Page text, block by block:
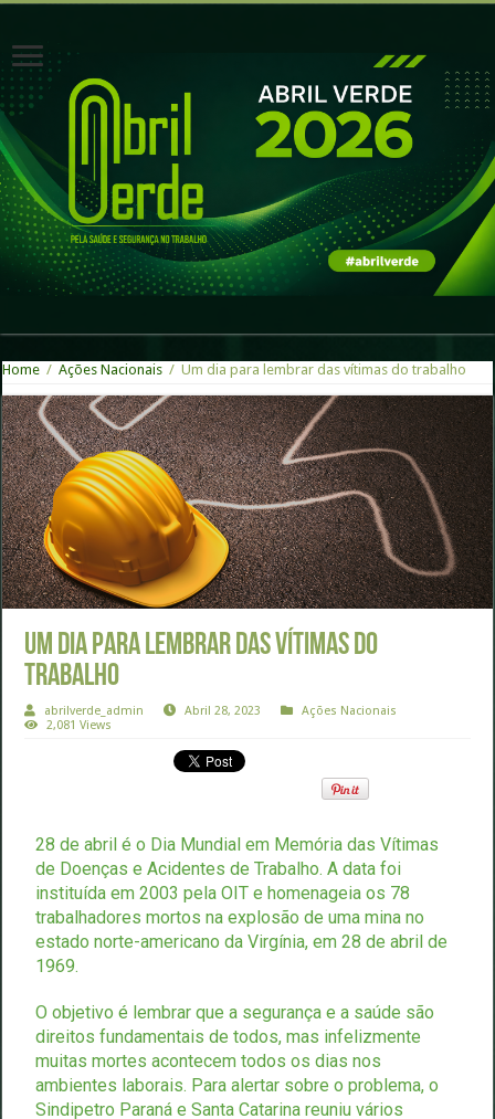
Home / Ações Nacionais / Um dia para lembrar das vítimas do trabalho
Um dia para lembrar das vítimas do
trabalho
abrilverde_admin Abril 28, 2023
Ações Nacionais
2,081 Views
28 de abril é o Dia Mundial em Memória das Vítimas
de Doenças e Acidentes de Trabalho. A data foi
instituída em 2003 pela OIT e homenageia os 78
trabalhadores mortos na explosão de uma mina no
estado norte-americano da Virgínia, em 28 de abril de
1969.
O objetivo é lembrar que a segurança e a saúde são
direitos fundamentais de todos, mas infelizmente
muitas mortes acontecem todos os dias nos
ambientes laborais. Para alertar sobre o problema, o
Sindipetro Paraná e Santa Catarina reuniu vários